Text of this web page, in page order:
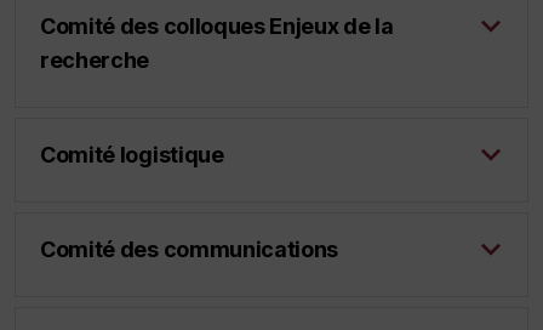
Comité des colloques Enjeux de la
recherche
Comité logistique
Comité des communications